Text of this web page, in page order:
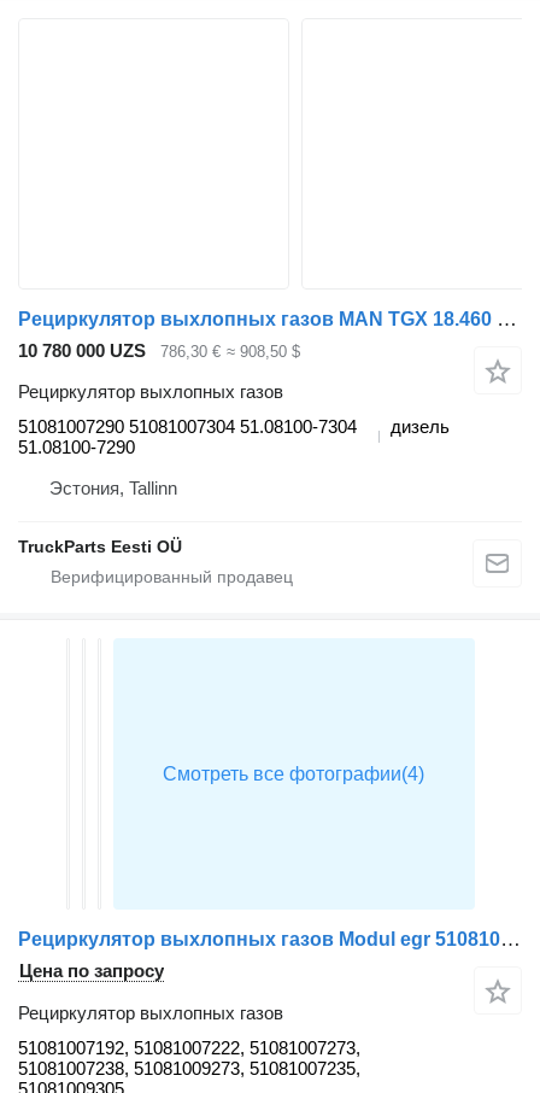
Рециркулятор выхлопных газов MAN TGX 18.460 (01.07-) 51081007290 для тягача MAN TGL, TGM, TGS, TGX (2005-2021)
10 780 000 UZS 786,30 € ≈ 908,50 $
Рециркулятор выхлопных газов
51081007290 51081007304 51.08100-7304
51.08100-7290
дизель
Эстония, Tallinn
TruckParts Eesti OÜ
Рециркулятор выхлопных газов Modul egr 51081007192 для тягача MAN TGS
Цена по запросу
Рециркулятор выхлопных газов
51081007192, 51081007222, 51081007273,
51081007238, 51081009273, 51081007235,
51081009305,...